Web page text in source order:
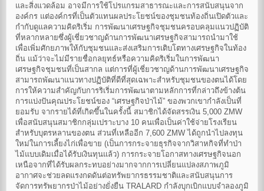
และสิ่งแวดล้อม อาจมีการใช้โปรแกรมสาธารณะและการสนับสนุนจาก
องค์กร แต่องค์กรที่เป็นตัวแทนผลประโยชน์ของชุมชนท้องถิ่นเปิดตัวและ
กำกับดูแลความคิดริเริ่ม การพัฒนาเศรษฐกิจชุมชนครอบคลุมแนวปฏิบัติ
ที่หลากหลายซึ่งผู้เชี่ยวชาญด้านการพัฒนาเศรษฐกิจสามารถนำมาใช้
เพื่อเพิ่มศักยภาพให้กับชุมชนและส่งเสริมการเติบโตทางเศรษฐกิจในท้อง
ถิ่น แม้ว่าจะไม่มีรายชื่อกลยุทธ์หรือความคิดริเริ่มในการพัฒนา
เศรษฐกิจชุมชนที่เป็นสากล แต่การที่ผู้เชี่ยวชาญด้านการพัฒนาเศรษฐกิจ
สามารถพัฒนาแนวทางปฏิบัติที่ดีที่สุดเฉพาะสำหรับชุมชนของตนได้โดย
การให้ความสำคัญกับการริเริ่มการพัฒนาตามหลักการที่กล่าวถึงข้างต้น
การแบ่งปันคุณประโยชน์ของ “เศรษฐกิจป่าไม้” ของพวกเขากำลังเป็นที่
ยอมรับ จากรายได้ที่เกิดขึ้นในครั้งนี้ สมาชิกได้จัดสรรเงิน 5,000 ZMW
เพื่อสนับสนุนสมาชิกกลุ่มเปราะบาง 10 คนเพื่อเป็นค่าใช้จ่ายโรงเรียน
สำหรับบุตรหลานของตน ส่วนที่เหลืออีก 7,600 ZMW ได้ถูกนำไปลงทุน
ใหม่ในการเลี้ยงไก่เพื่อขาย (เป็นการกระจายธุรกิจจากวิสาหกิจที่ทำป่า
ไม้แบบเดิมเมื่อได้รับเงินทุนแล้ว) การกระจายโอกาสทางเศรษฐกิจนอก
เหนือจากที่ได้รับผลกระทบอย่างมากจากการเปลี่ยนแปลงสภาพภูมิ
อากาศจะช่วยลดแรงกดดันต่อทรัพยากรธรรมชาติและสนับสนุนการ
จัดการทรัพยากรป่าไม้อย่างยั่งยืน TRALARD กำลังบุกเบิกแบบจำลองภูมิ